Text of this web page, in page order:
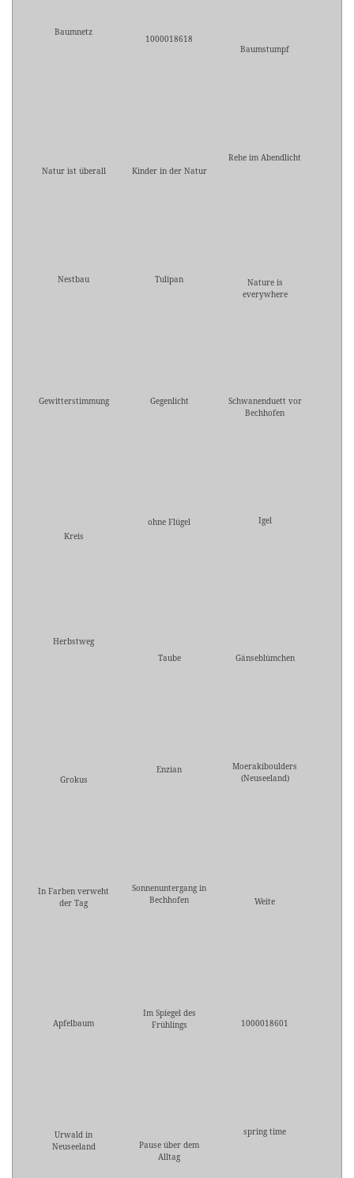
Baumnetz
1000018618
Baumstumpf
Natur ist überall Kinder in der Natur
Rehe im Abendlicht
Nestbau Tulipan
Nature is
everywhere
Gewitterstimmung Gegenlicht
Schwanenduett vor
Bechhofen
Kreis
ohne Flügel Igel
Herbstweg
Taube
Gänseblümchen
Grokus
Enzian
Moerakiboulders
(Neuseeland)
In Farben verweht
der Tag
Sonnenuntergang in
Bechhofen
Weite
Apfelbaum
Im Spiegel des
Frühlings
1000018601
Urwald in
Neuseeland
Pause über dem
Alltag
spring time